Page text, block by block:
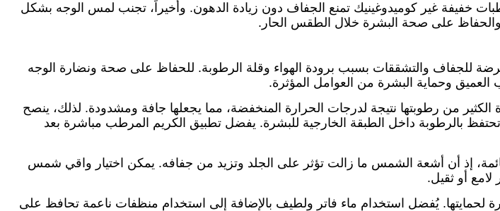
خفيفة غير كوميدوغينيك تمنع الجفاف دون زيادة الدهون. وأخيراً، تجنب لمس الوجه بشكل
والحفاظ على صحة البشرة خلال الطقس الحار.
للجفاف والتشققات بسبب برودة الهواء وقلة الرطوبة. للحفاظ على صحة ونضارة الوجه
وحماية البشرة من العوامل المؤثرة.
من رطوبتها نتيجة لدرجات الحرارة المنخفضة، مما يجعلها جافة ومشدودة. لذلك، ينصح
بالرطوبة داخل الطبقة الخارجية للبشرة. يفضل تطبيق الكريم المرطب مباشرة بعد
إذ أن أشعة الشمس ما زالت تؤثر على الجلد وتزيد من جفافه. يمكن اختيار واقي شمس
لامع أو ثقيل.
لحمايتها. يُفضل استخدام ماء فاتر ولطيف بالإضافة إلى استخدام منظفات ناعمة تحافظ على